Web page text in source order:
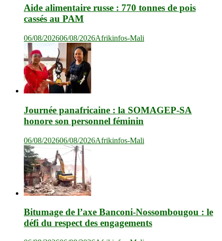
Aide alimentaire russe : 770 tonnes de pois
cassés au PAM
06/08/202606/08/2026Afrikinfos-Mali
Journée panafricaine : la SOMAGEP-SA
honore son personnel féminin
06/08/202606/08/2026Afrikinfos-Mali
Bitumage de l’axe Banconi-Nossombougou : le
défi du respect des engagements